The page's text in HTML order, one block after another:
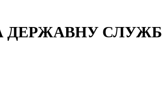
СЛУЖБУ